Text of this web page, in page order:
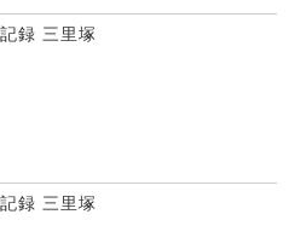
録 三里塚
録 三里塚